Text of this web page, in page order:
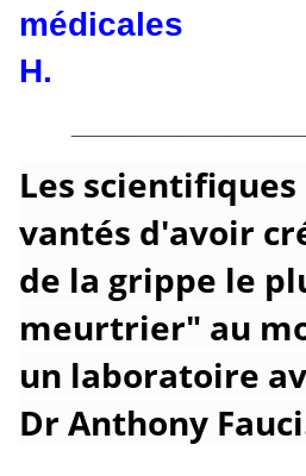
médicales
H.
Les scientifiques
vantés d'avoir
de la grippe le
meurtrier" au
un laboratoire
Dr Anthony